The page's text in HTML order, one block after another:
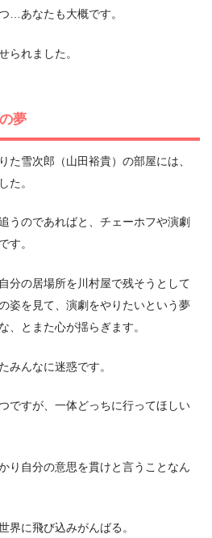
…あなたも大概です。
られました。
夢
た雪次郎（山田裕貴）の部屋には、
た。
うのであればと、チェーホフや演劇
す。
分の居場所を川村屋で残そうとして
姿を見て、演劇をやりたいという夢
、とまた心が揺らぎます。
みんなに迷惑です。
ですが、一体どっちに行ってほしい
り自分の意思を貫けと言うことなん
界に飛び込みがんばる。